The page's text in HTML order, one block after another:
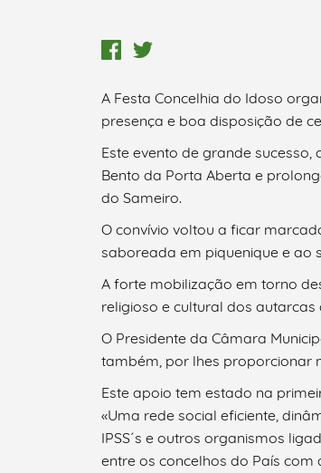
Termo de
Categorias
A Festa Concelhia do Idoso
presença e boa disposição de
Este evento de grande
Bento da Porta Aberta e
do Sameiro.
O convívio voltou a ficar
saboreada em piquenique e ao
A forte mobilização em torno
religioso e cultural dos
O Presidente da Câmara
também, por lhes proporcionar
Este apoio tem estado na
«Uma rede social eficiente,
IPSS´s e outros organismos
entre os concelhos do País